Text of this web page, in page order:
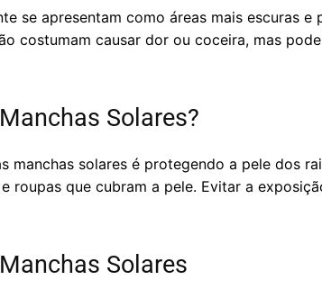
se apresentam como áreas mais escuras
costumam causar dor ou coceira, mas
Solares?
manchas solares é protegendo a pele dos
roupas que cubram a pele. Evitar a
Solares